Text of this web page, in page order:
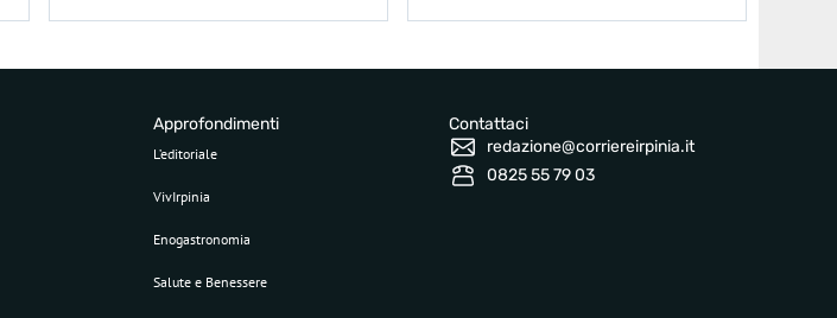
Approfondimenti
L’editoriale
VivIrpinia
Enogastronomia
Salute e Benessere
Contattaci
redazione@corriereirpinia.it
0825 55 79 03